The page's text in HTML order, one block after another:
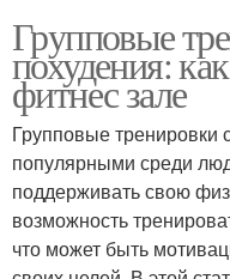
Групповые
похудения:
фитнес зале
Групповые тренировки
популярными среди
поддерживать свою
возможность
что может быть